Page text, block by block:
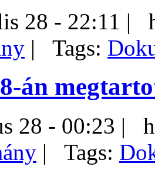
28 - 22:11 |
| Tags:
án
28 - 00:23 |
| Tags: